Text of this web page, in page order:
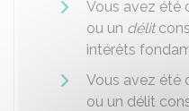
Vous avez été
ou un délit
intérêts
Vous avez été
ou un délit